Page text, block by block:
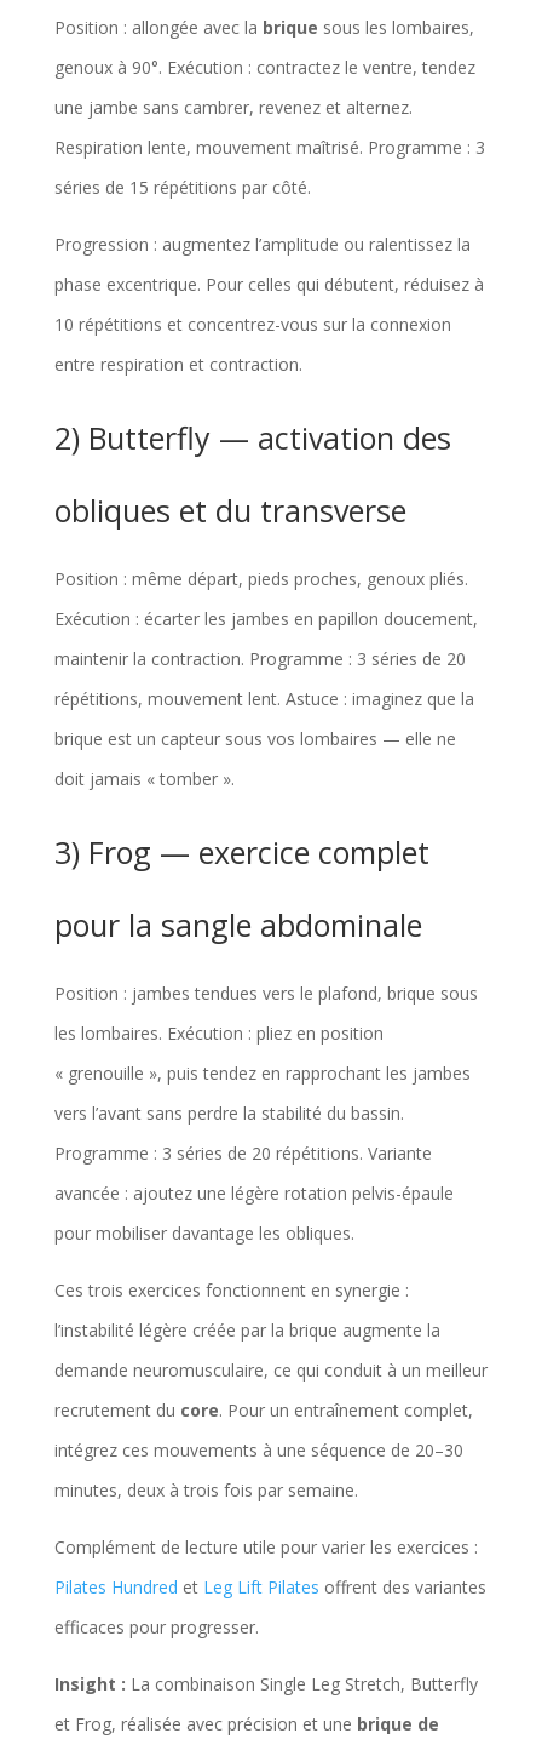
Position : allongée avec la brique sous les lombaires,
genoux à 90°. Exécution : contractez le ventre, tendez
une jambe sans cambrer, revenez et alternez.
Respiration lente, mouvement maîtrisé. Programme : 3
séries de 15 répétitions par côté.
Progression : augmentez l’amplitude ou ralentissez la
phase excentrique. Pour celles qui débutent, réduisez à
10 répétitions et concentrez-vous sur la connexion
entre respiration et contraction.
2) Butterfly — activation des
obliques et du transverse
Position : même départ, pieds proches, genoux pliés.
Exécution : écarter les jambes en papillon doucement,
maintenir la contraction. Programme : 3 séries de 20
répétitions, mouvement lent. Astuce : imaginez que la
brique est un capteur sous vos lombaires — elle ne
doit jamais « tomber ».
3) Frog — exercice complet
pour la sangle abdominale
Position : jambes tendues vers le plafond, brique sous
les lombaires. Exécution : pliez en position
« grenouille », puis tendez en rapprochant les jambes
vers l’avant sans perdre la stabilité du bassin.
Programme : 3 séries de 20 répétitions. Variante
avancée : ajoutez une légère rotation pelvis-épaule
pour mobiliser davantage les obliques.
Ces trois exercices fonctionnent en synergie :
l’instabilité légère créée par la brique augmente la
demande neuromusculaire, ce qui conduit à un meilleur
recrutement du core. Pour un entraînement complet,
intégrez ces mouvements à une séquence de 20–30
minutes, deux à trois fois par semaine.
Complément de lecture utile pour varier les exercices :
Pilates Hundred et Leg Lift Pilates offrent des variantes
efficaces pour progresser.
Insight : La combinaison Single Leg Stretch, Butterfly
et Frog, réalisée avec précision et une brique de